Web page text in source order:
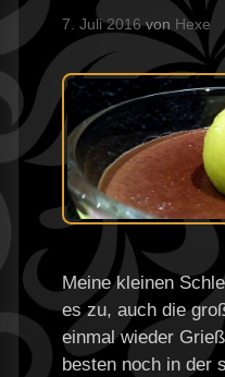
7. Juli 2016 von Hexe
Meine kleinen
es zu, auch die
einmal wieder
besten noch in der